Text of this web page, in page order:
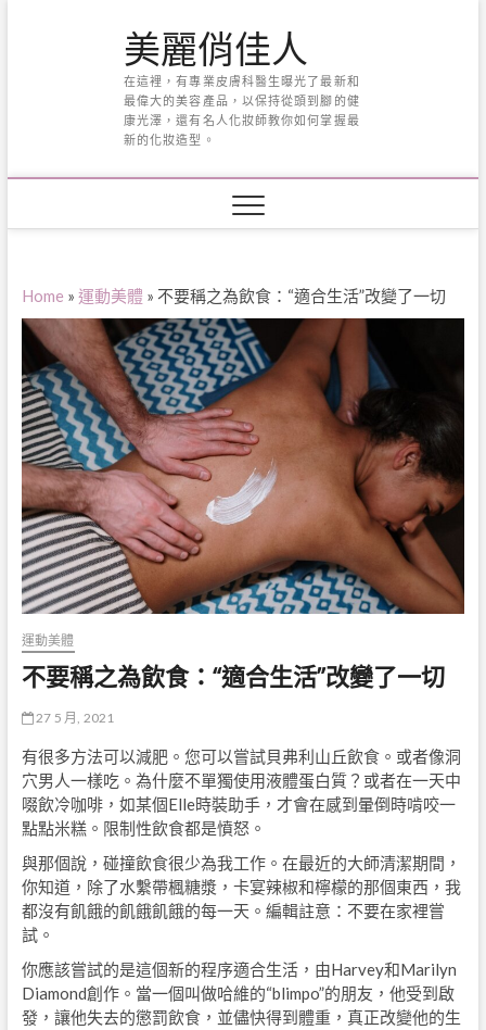
美麗俏佳人
在這裡，有專業皮膚科醫生曝光了最新和
最偉大的美容產品，以保持從頭到腳的健
康光澤，還有名人化妝師教你如何掌握最
新的化妝造型。
Home » 運動美體 » 不要稱之為飲食：“適合生活”改變了一切
運動美體
不要稱之為飲食：“適合生活”改變了一切
27 5 月, 2021
有很多方法可以減肥。您可以嘗試貝弗利山丘飲食。或者像洞
穴男人一樣吃。為什麼不單獨使用液體蛋白質？或者在一天中
啜飲冷咖啡，如某個Elle時裝助手，才會在感到暈倒時啃咬一
點點米糕。限制性飲食都是憤怒。
與那個說，碰撞飲食很少為我工作。在最近的大師清潔期間，
你知道，除了水繫帶楓糖漿，卡宴辣椒和檸檬的那個東西，我
都沒有飢餓的飢餓飢餓的每一天。編輯註意：不要在家裡嘗
試。
你應該嘗試的是這個新的程序適合生活，由Harvey和Marilyn
Diamond創作。當一個叫做哈維的“blimpo”的朋友，他受到啟
發，讓他失去的懲罰飲食，並儘快得到體重，真正改變他的生